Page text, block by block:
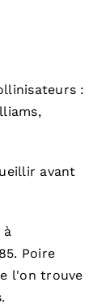
:
avant
à
Poire
l'on trouve